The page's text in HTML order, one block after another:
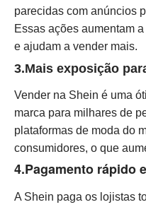
parecidas com anúncios
Essas ações aumentam
e ajudam a vender mais.
3.Mais exposição
Vender na Shein é uma
marca para milhares de
plataformas de moda do
consumidores, o que
4.Pagamento rápido
A Shein paga os lojistas